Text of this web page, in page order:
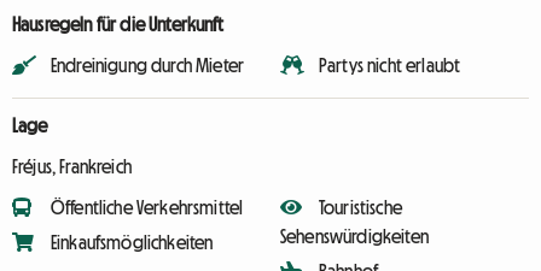
Hausregeln für die Unterkunft
Endreinigung durch Mieter Partys nicht erlaubt
Lage
Fréjus, Frankreich
Öffentliche Verkehrsmittel
Einkaufsmöglichkeiten
Touristische
Sehenswürdigkeiten